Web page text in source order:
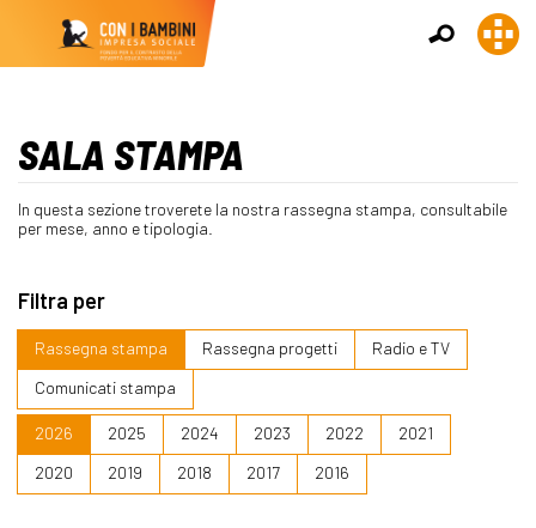
SALA STAMPA
In questa sezione troverete la nostra rassegna stampa, consultabile
per mese, anno e tipologia.
Filtra per
Rassegna stampa Rassegna progetti
Radio e TV
Comunicati stampa
2026 2025 2024 2023 2022
2021
2020
2019 2018 2017 2016